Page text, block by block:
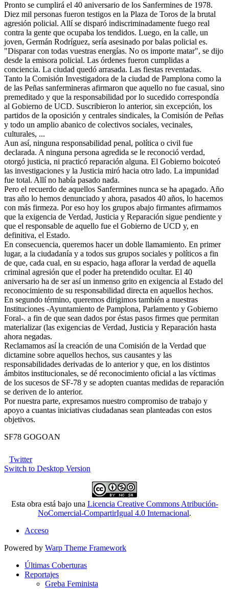
Pronto se cumplirá el 40 aniversario de los Sanfermines de 1978.
Diez mil personas fueron testigos en la Plaza de Toros de la brutal
agresión policial. Allí se disparó indiscriminadamente fuego real
contra la gente que ocupaba los tendidos. Luego, en la calle, un
joven, Germán Rodríguez, sería asesinado por balas policial es.
"Disparar con todas vuestras energías. No os importe matar", se dijo
desde la emisora policial. Las órdenes fueron cumplidas a
conciencia. La ciudad quedó arrasada. Las fiestas reventadas.
Tanto la Comisión Investigadora de la ciudad de Pamplona como la
de las Peñas sanfermineras afirmaron que aquello no fue casual, sino
premeditado y que la responsabilidad por lo sucedido correspondía
al Gobierno de UCD. Suscribieron lo anterior, sin excepción, los
partidos de la oposición y centrales sindicales, la Comisión de Peñas
y todo un amplio abanico de colectivos sociales, vecinales,
culturales, ...
Aun así, ninguna responsabilidad penal, política o civil fue
declarada. A ninguna persona agredida se le reconoció verdad,
otorgó justicia, ni practicó reparación alguna. El Gobierno boicoteó
las investigaciones y la Justicia miró hacia otro lado. La impunidad
fue total. Allí no había pasado nada.
Pero el recuerdo de aquellos Sanfermines nunca se ha apagado. Año
tras año lo hemos denunciado y ahora, pasados 40 años, lo hacemos
con más firmeza. Por eso hoy los grupos abajo firmantes afirmamos
que la exigencia de Verdad, Justicia y Reparación sigue pendiente y
que el responsable de aquello fue el Gobierno de UCD y, en
definitiva, el Estado.
En consecuencia, queremos hacer un doble llamamiento. En primer
lugar, a la ciudadanía y a todos sus grupos sociales y políticos a fin
de que, cada cual, en su espacio, haga aflorar la verdad de aquella
criminal agresión que el poder ha pretendido ocultar. El 40
aniversario ha de ser así un inmenso grito en exigencia al Estado del
reconocimiento de su responsabilidad directa en aquellos hechos.
En segundo término, queremos dirigimos también a nuestras
Instituciones -Ayuntamiento de Pamplona, Parlamento y Gobierno
Foral-. a fin de que sean dados por éstas pasos firmes que permitan
materializar (las exigencias de Verdad, Justicia y Reparación hasta
ahora negadas.
Reclamamos así la creación de una Comisión de la Verdad que
dictamine sobre aquellos hechos, sus causantes y las
responsabilidades derivadas de lo anterior y que, en los distintos
ámbitos institucionales, se dé reconocimiento oficial a las víctimas
de los sucesos de SF-78 y se adopten cuantas medidas de reparación
se deriven de lo anterior.
Por nuestra parte, expresamos nuestro compromiso de trabajo y
apoyo a cuantas iniciativas ciudadanas sean planteadas con estos
objetivos.
SF78 GOGOAN
Twitter
Switch to Desktop Version
Esta obra está bajo una Licencia Creative Commons Atribución-
NoComercial-CompartirIgual 4.0 Internacional.
Acceso
Powered by Warp Theme Framework
Últimas Coberturas
Reportajes
Greba Feminista